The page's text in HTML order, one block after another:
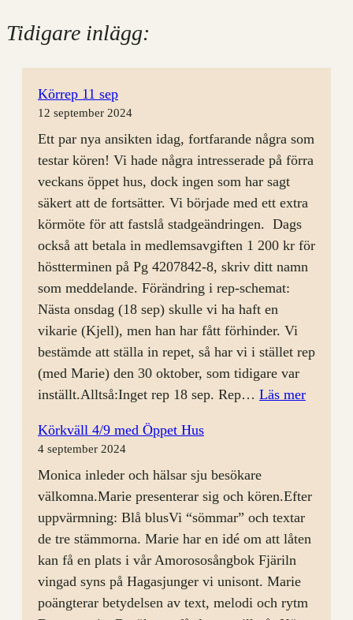
Tidigare inlägg:
Körrep 11 sep
12 september 2024
Ett par nya ansikten idag, fortfarande några som
testar kören! Vi hade några intresserade på förra
veckans öppet hus, dock ingen som har sagt
säkert att de fortsätter. Vi började med ett extra
körmöte för att fastslå stadgeändringen. Dags
också att betala in medlemsavgiften 1 200 kr för
höstterminen på Pg 4207842-8, skriv ditt namn
som meddelande. Förändring i rep-schemat:
Nästa onsdag (18 sep) skulle vi ha haft en
vikarie (Kjell), men han har fått förhinder. Vi
bestämde att ställa in repet, så har vi i stället rep
(med Marie) den 30 oktober, som tidigare var
inställt.Alltså:Inget rep 18 sep. Rep… Läs mer:
Körkväll 4/9 med Öppet Hus
4 september 2024
Monica inleder och hälsar sju besökare
välkomna.Marie presenterar sig och kören.Efter
uppvärmning: Blå blusVi “sömmar” och textar
de tre stämmorna. Marie har en idé om att låten
kan få en plats i vår Amorososångbok Fjäriln
vingad syns på Hagasjunger vi unisont. Marie
poängterar betydelsen av text, melodi och rytm